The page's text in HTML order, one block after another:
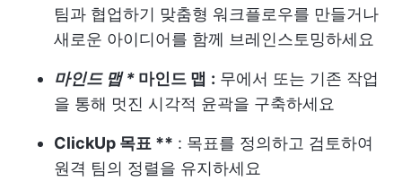
팀과 협업하기 맞춤형 워크플로우를 만들거나
새로운 아이디어를 함께 브레인스토밍하세요
마인드 맵 * 마인드 맵 : 무에서 또는 기존 작업
을 통해 멋진 시각적 윤곽을 구축하세요
ClickUp 목표 ** : 목표를 정의하고 검토하여
원격 팀의 정렬을 유지하세요